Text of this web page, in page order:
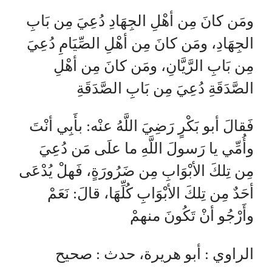
ومَن كانَ مِن أهْلِ الجِهَادِ دُعِيَ مِن بَابِ
الجِهَادِ، ومَن كانَ مِن أهْلِ الصِّيَامِ دُعِيَ
مِن بَابِ الرَّيَّانِ، ومَن كانَ مِن أهْلِ
الصَّدَقَةِ دُعِيَ مِن بَابِ الصَّدَقَةِ
فَقالَ أبو بَكْرٍ رَضِيَ اللَّهُ عنْه: بأَبِي أنْتَ
وأُمِّي يا رَسولَ اللَّهِ ما علَى مَن دُعِيَ
مِن تِلكَ الأبْوَابِ مِن ضَرُورَةٍ، فَهلْ يُدْعَى
أحَدٌ مِن تِلكَ الأبْوَابِ كُلِّهَا، قالَ: نَعَمْ
وأَرْجُو أنْ تَكُونَ منهمْ
الراوي : أبو هريرة، حدث : صحيح